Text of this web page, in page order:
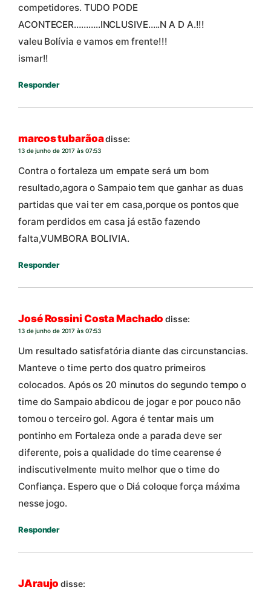
competidores. TUDO PODE
ACONTECER………..INCLUSIVE…..N A D A.!!!
valeu Bolívia e vamos em frente!!!
ismar!!
Responder
marcos tubarãoadisse:
13 de junho de 2017 às 07:53
Contra o fortaleza um empate será um bom
resultado,agora o Sampaio tem que ganhar as duas
partidas que vai ter em casa,porque os pontos que
foram perdidos em casa já estão fazendo
falta,VUMBORA BOLIVIA.
Responder
José Rossini Costa Machado disse:
13 de junho de 2017 às 07:53
Um resultado satisfatória diante das circunstancias.
Manteve o time perto dos quatro primeiros
colocados. Após os 20 minutos do segundo tempo o
time do Sampaio abdicou de jogar e por pouco não
tomou o terceiro gol. Agora é tentar mais um
pontinho em Fortaleza onde a parada deve ser
diferente, pois a qualidade do time cearense é
indiscutivelmente muito melhor que o time do
Confiança. Espero que o Diá coloque força máxima
nesse jogo.
Responder
JAraujo disse: